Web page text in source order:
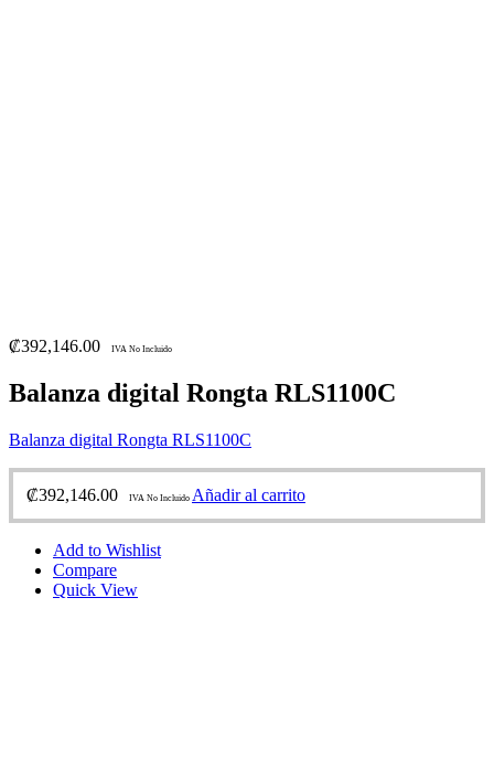
₡392,146.00 IVA No Incluido
Balanza digital Rongta RLS1100C
Balanza digital Rongta RLS1100C
₡392,146.00 IVA No Incluido Añadir al carrito
Add to Wishlist
Compare
Quick View